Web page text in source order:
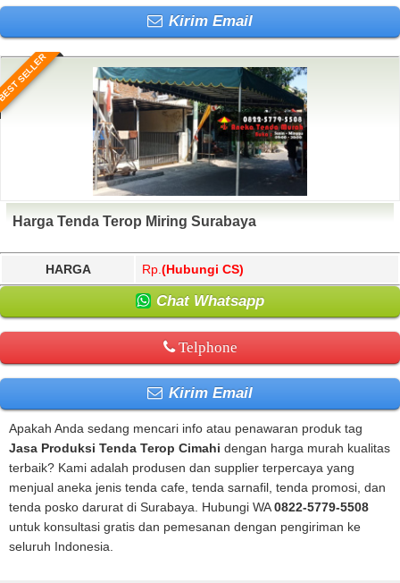
Kirim Email
SELLER
Harga Tenda Terop Miring Surabaya
HARGA Rp. (Hubungi CS)
Chat Whatsapp
Telphone
Kirim Email
Apakah Anda sedang mencari info atau penawaran produk tag
Jasa Produksi Tenda Terop Cimahi dengan harga murah kualitas
terbaik? Kami adalah produsen dan supplier terpercaya yang
menjual aneka jenis tenda cafe, tenda sarnafil, tenda promosi, dan
tenda posko darurat di Surabaya. Hubungi WA0822-5779-5508
untuk konsultasi gratis dan pemesanan dengan pengiriman ke
seluruh Indonesia.